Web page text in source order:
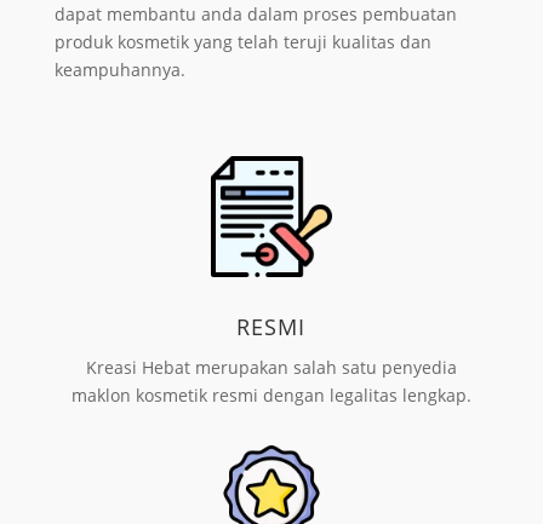
dapat membantu anda dalam proses pembuatan
produk kosmetik yang telah teruji kualitas dan
keampuhannya.
RESMI
Kreasi Hebat merupakan salah satu penyedia
maklon kosmetik resmi dengan legalitas lengkap.